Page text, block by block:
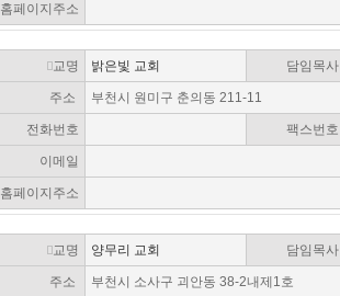
홈페이지주소
교명 밝은빛 교회 담임목사
주소 부천시 원미구 춘의동 211-11
전화번호 팩스번호
이메일
홈페이지주소
교명 양무리 교회 담임목사
주소 부천시 소사구 괴안동 38-2내제1호